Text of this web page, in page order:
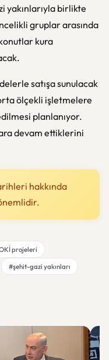
yakınlarıyla birlikte
gruplar arasında
kura
satışa sunulacak
ölçekli işletmelere
planlanıyor.
devam ettiklerini
hakkında
projeleri
#şehit-gazi yakınları